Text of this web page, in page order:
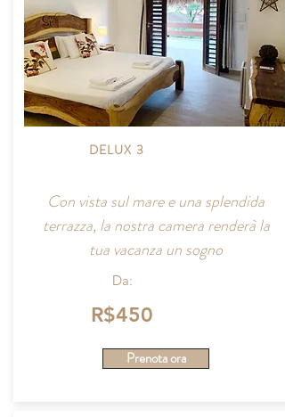
DELUX 3
Con vista sul mare e una splendida
terrazza, la nostra camera renderà la
tua vacanza un sogno
Da:
R$450
Prenota ora